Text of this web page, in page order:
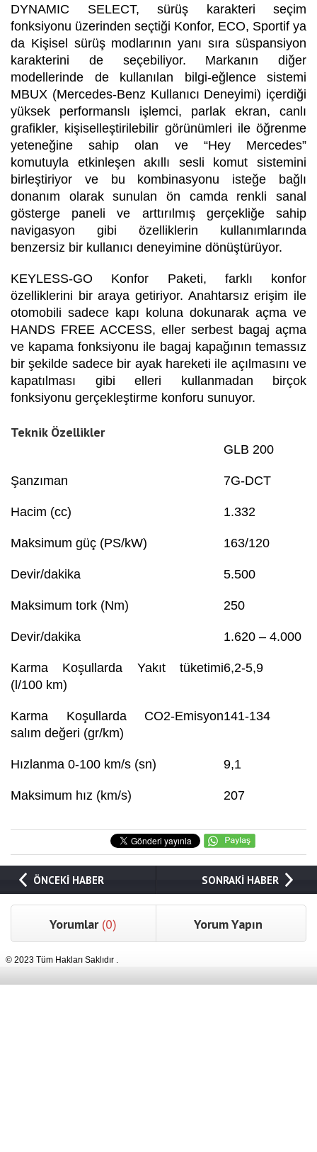
DYNAMIC SELECT, sürüş karakteri seçim
fonksiyonu üzerinden seçtiği Konfor, ECO, Sportif ya
da Kişisel sürüş modlarının yanı sıra süspansiyon
karakterini de seçebiliyor. Markanın diğer
modellerinde de kullanılan bilgi-eğlence sistemi
MBUX (Mercedes-Benz Kullanıcı Deneyimi) içerdiği
yüksek performanslı işlemci, parlak ekran, canlı
grafikler, kişiselleştirilebilir görünümleri ile öğrenme
yeteneğine sahip olan ve “Hey Mercedes”
komutuyla etkinleşen akıllı sesli komut sistemini
birleştiriyor ve bu kombinasyonu isteğe bağlı
donanım olarak sunulan ön camda renkli sanal
gösterge paneli ve arttırılmış gerçekliğe sahip
navigasyon gibi özelliklerin kullanımlarında
benzersiz bir kullanıcı deneyimine dönüştürüyor.
KEYLESS-GO Konfor Paketi, farklı konfor
özelliklerini bir araya getiriyor. Anahtarsız erişim ile
otomobili sadece kapı koluna dokunarak açma ve
HANDS FREE ACCESS, eller serbest bagaj açma
ve kapama fonksiyonu ile bagaj kapağının temassız
bir şekilde sadece bir ayak hareketi ile açılmasını ve
kapatılması gibi elleri kullanmadan birçok
fonksiyonu gerçekleştirme konforu sunuyor.
Teknik Özellikler
GLB 200
Şanzıman 7G-DCT
Hacim (cc) 1.332
Maksimum güç (PS/kW) 163/120
Devir/dakika 5.500
Maksimum tork (Nm) 250
Devir/dakika 1.620 – 4.000
Karma Koşullarda Yakıt tüketimi
(l/100 km)
6,2-5,9
Karma Koşullarda CO2-Emisyon
salım değeri (gr/km)
141-134
Hızlanma 0-100 km/s (sn) 9,1
Maksimum hız (km/s) 207
ÖNCEKİ HABER SONRAKİ HABER
Yorumlar (0) Yorum Yapın
© 2023 Tüm Hakları Saklıdır .